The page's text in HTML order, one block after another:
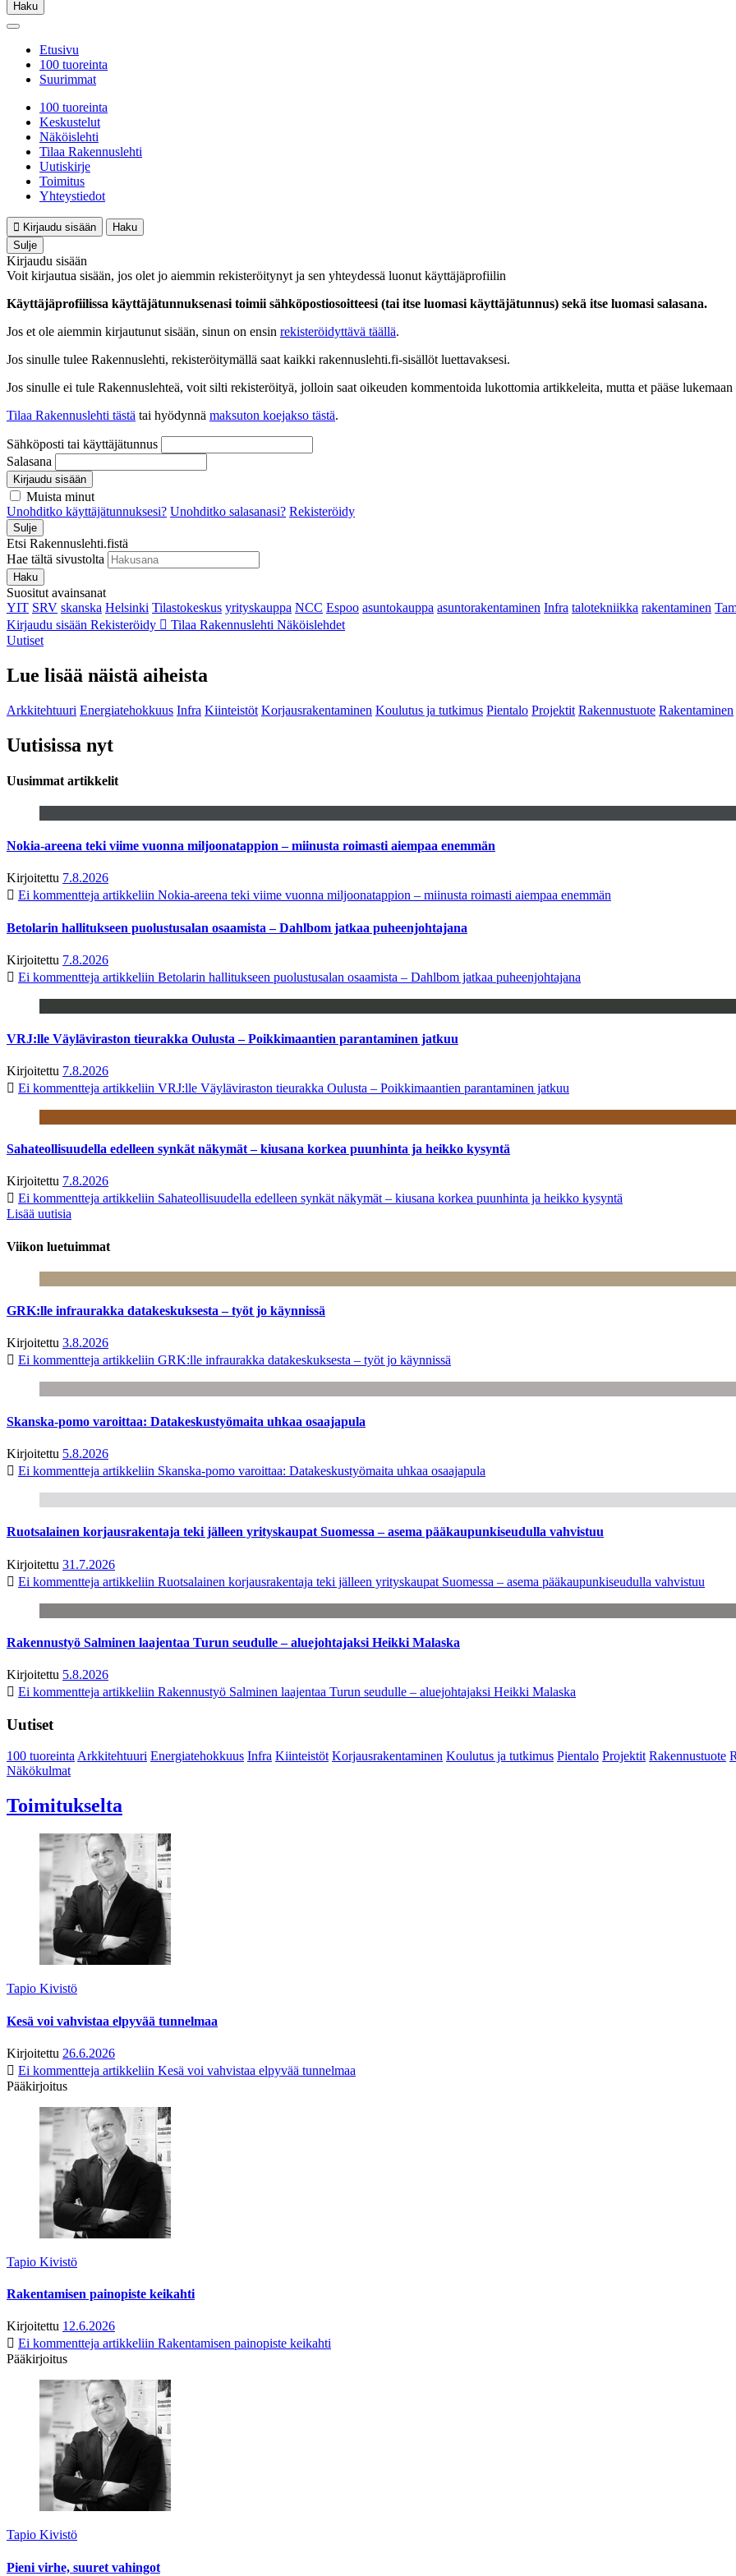
Haku
Etusivu
100 tuoreinta
Suurimmat
100 tuoreinta
Keskustelut
Näköislehti
Tilaa Rakennuslehti
Uutiskirje
Toimitus
Yhteystiedot
Kirjaudu sisään
Haku
Sulje
Kirjaudu sisään
Voit kirjautua sisään, jos olet jo aiemmin rekisteröitynyt ja sen yhteydessä luonut käyttäjäprofiilin
Käyttäjäprofiilissa käyttäjätunnuksenasi toimii sähköpostiosoitteesi (tai itse luomasi käyttäjätunnus) sekä itse luomasi salasana.
Jos et ole aiemmin kirjautunut sisään, sinun on ensin rekisteröidyttävä täällä.
Jos sinulle tulee Rakennuslehti, rekisteröitymällä saat kaikki rakennuslehti.fi-sisällöt luettavaksesi.
Jos sinulle ei tule Rakennuslehteä, voit silti rekisteröityä, jolloin saat oikeuden kommentoida lukottomia artikkeleita, mutta et pääse
Tilaa Rakennuslehti tästä tai hyödynnä maksuton koejakso tästä.
Sähköposti tai käyttäjätunnus
Salasana
Kirjaudu sisään
Muista minut
Unohditko käyttäjätunnuksesi? Unohditko salasanasi? Rekisteröidy
Sulje
Etsi Rakennuslehti.fistä
Hae tältä sivustolta
Haku
Suositut avainsanat
YIT SRV skanska Helsinki Tilastokeskus yrityskauppa NCC Espoo asuntokauppa asuntorakentaminen Infra talotekniikka rakentaminen
Kirjaudu sisään Rekisteröidy Tilaa Rakennuslehti Näköislehdet
Uutiset
Lue lisää näistä aiheista
Arkkitehtuuri Energiatehokkuus Infra Kiinteistöt Korjausrakentaminen Koulutus ja tutkimus Pientalo Projektit Rakennustuote Rakentaminen
Uutisissa nyt
Uusimmat artikkelit
Nokia-areena teki viime vuonna miljoonatappion – miinusta roimasti aiempaa enemmän
Kirjoitettu 7.8.2026
Ei kommentteja artikkeliin Nokia-areena teki viime vuonna miljoonatappion – miinusta roimasti aiempaa enemmän
Betolarin hallitukseen puolustusalan osaamista – Dahlbom jatkaa puheenjohtajana
Kirjoitettu 7.8.2026
Ei kommentteja artikkeliin Betolarin hallitukseen puolustusalan osaamista – Dahlbom jatkaa puheenjohtajana
VRJ:lle Väyläviraston tieurakka Oulusta – Poikkimaantien parantaminen jatkuu
Kirjoitettu 7.8.2026
Ei kommentteja artikkeliin VRJ:lle Väyläviraston tieurakka Oulusta – Poikkimaantien parantaminen jatkuu
Sahateollisuudella edelleen synkät näkymät – kiusana korkea puunhinta ja heikko kysyntä
Kirjoitettu 7.8.2026
Ei kommentteja artikkeliin Sahateollisuudella edelleen synkät näkymät – kiusana korkea puunhinta ja heikko kysyntä
Lisää uutisia
Viikon luetuimmat
GRK:lle infraurakka datakeskuksesta – työt jo käynnissä
Kirjoitettu 3.8.2026
Ei kommentteja artikkeliin GRK:lle infraurakka datakeskuksesta – työt jo käynnissä
Skanska-pomo varoittaa: Datakeskustyömaita uhkaa osaajapula
Kirjoitettu 5.8.2026
Ei kommentteja artikkeliin Skanska-pomo varoittaa: Datakeskustyömaita uhkaa osaajapula
Ruotsalainen korjausrakentaja teki jälleen yrityskaupat Suomessa – asema pääkaupunkiseudulla vahvistuu
Kirjoitettu 31.7.2026
Ei kommentteja artikkeliin Ruotsalainen korjausrakentaja teki jälleen yrityskaupat Suomessa – asema pääkaupunkiseudulla vahvistuu
Rakennustyö Salminen laajentaa Turun seudulle – aluejohtajaksi Heikki Malaska
Kirjoitettu 5.8.2026
Ei kommentteja artikkeliin Rakennustyö Salminen laajentaa Turun seudulle – aluejohtajaksi Heikki Malaska
Uutiset
100 tuoreintaArkkitehtuuri Energiatehokkuus Infra Kiinteistöt Korjausrakentaminen Koulutus ja tutkimus Pientalo Projektit Rakennustuote
Näkökulmat
Toimitukselta
Tapio Kivistö
Kesä voi vahvistaa elpyvää tunnelmaa
Kirjoitettu 26.6.2026
Ei kommentteja artikkeliin Kesä voi vahvistaa elpyvää tunnelmaa
Pääkirjoitus
Tapio Kivistö
Rakentamisen painopiste keikahti
Kirjoitettu 12.6.2026
Ei kommentteja artikkeliin Rakentamisen painopiste keikahti
Pääkirjoitus
Tapio Kivistö
Pieni virhe, suuret vahingot